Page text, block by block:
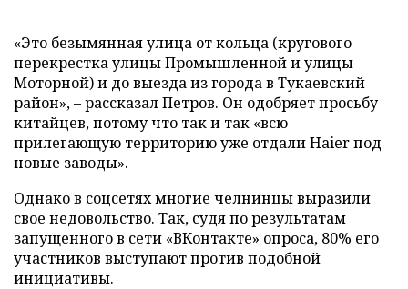
«Это безымянная улица от кольца (кругового
перекрестка улицы Промышленной и улицы
Моторной) и до выезда из города в Тукаевский
район», – рассказал Петров. Он одобряет просьбу
китайцев, потому что так и так «всю
прилегающую территорию уже отдали Haier под
новые заводы».
Однако в соцсетях многие челнинцы выразили
свое недовольство. Так, судя по результатам
запущенного в сети «ВКонтакте» опроса, 80% его
участников выступают против подобной
инициативы.